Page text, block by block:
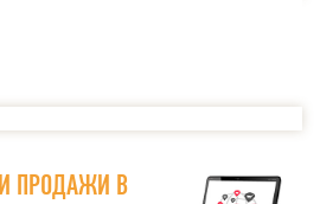
ПРОДАЖИ В